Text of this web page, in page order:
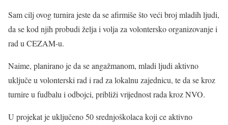
Sam cilj ovog turnira jeste da se afirmiše što veći broj mladih ljudi,
da se kod njih probudi želja i volja za volontersko organizovanje i
rad u CEZAM-u.
Naime, planirano je da se angažmanom, mladi ljudi aktivno
uključe u volonterski rad i rad za lokalnu zajednicu, te da se kroz
turnire u fudbalu i odbojci, približi vrijednost rada kroz NVO.
U projekat je uključeno 50 srednjoškolaca koji ce aktivno